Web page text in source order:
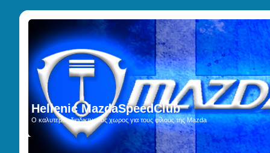
Hellenic MazdaSpeedClub
Ο καλυτερος διαδικτυακος χωρος για τους φίλους της Mazda